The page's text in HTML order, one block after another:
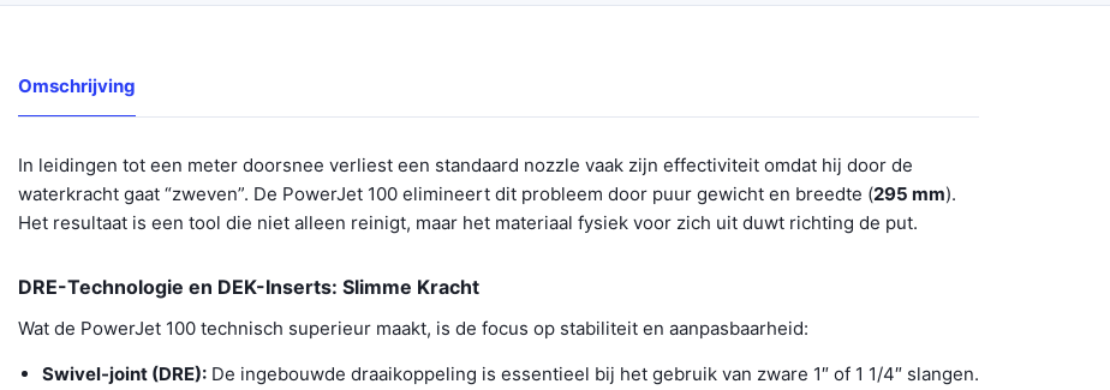
Omschrijving
In leidingen tot een meter doorsnee verliest een standaard nozzle vaak zijn effectiviteit omdat hij door de
waterkracht gaat “zweven”. De PowerJet 100 elimineert dit probleem door puur gewicht en breedte (295 mm).
Het resultaat is een tool die niet alleen reinigt, maar het materiaal fysiek voor zich uit duwt richting de put.
DRE-Technologie en DEK-Inserts: Slimme Kracht
Wat de PowerJet 100 technisch superieur maakt, is de focus op stabiliteit en aanpasbaarheid:
Swivel-joint (DRE): De ingebouwde draaikoppeling is essentieel bij het gebruik van zware 1″ of 1 1/4″ slangen.